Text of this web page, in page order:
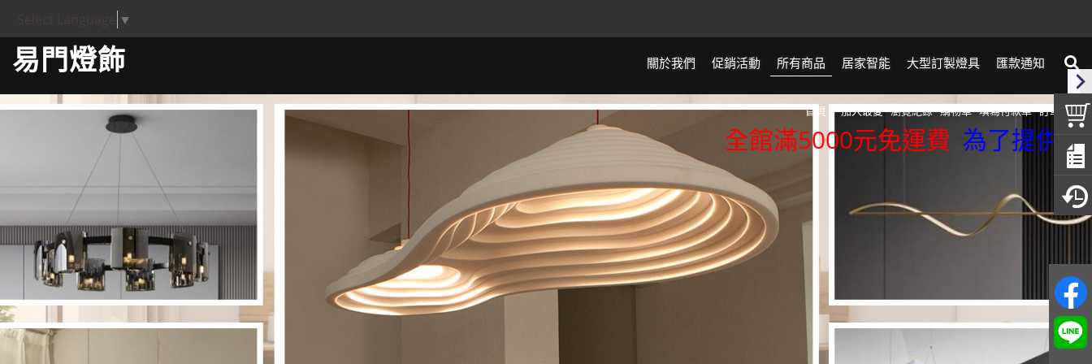
▼
易門燈飾 關於我們 促銷活動 所有商品 居家智能 大型訂製燈具 匯款通知
首頁 加入最愛 瀏覽紀錄 購物車 填寫付款單 訂單查詢
全館滿5000元免運費 為了提供更精